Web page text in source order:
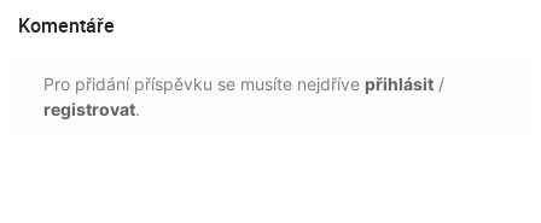
Komentáře
Pro přidání příspěvku se musíte nejdříve přihlásit /
registrovat.